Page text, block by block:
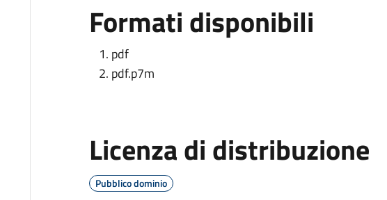
Formati disponibili
pdf
pdf.p7m
Licenza di distribuzione
Pubblico dominio